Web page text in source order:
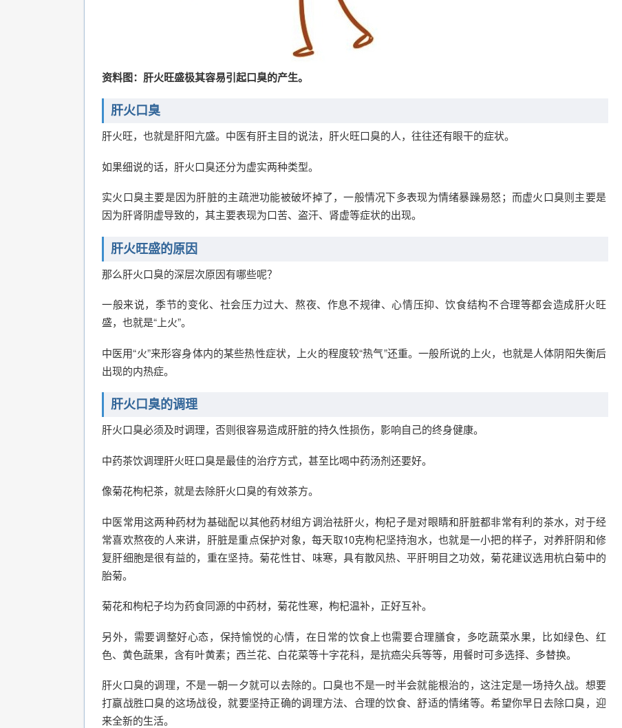
资料图：肝火旺盛极其容易引起口臭的产生。
肝火口臭
肝火旺，也就是肝阳亢盛。中医有肝主目的说法，肝火旺口臭的人，往往还有眼干的症状。
如果细说的话，肝火口臭还分为虚实两种类型。
实火口臭主要是因为肝脏的主疏泄功能被破坏掉了，一般情况下多表现为情绪暴躁易怒；而虚火口臭则主要是
因为肝肾阴虚导致的，其主要表现为口苦、盗汗、肾虚等症状的出现。
肝火旺盛的原因
那么肝火口臭的深层次原因有哪些呢？
一般来说，季节的变化、社会压力过大、熬夜、作息不规律、心情压抑、饮食结构不合理等都会造成肝火旺
盛，也就是“上火”。
中医用“火”来形容身体内的某些热性症状，上火的程度较“热气”还重。一般所说的上火，也就是人体阴阳失衡后
出现的内热症。
肝火口臭的调理
肝火口臭必须及时调理，否则很容易造成肝脏的持久性损伤，影响自己的终身健康。
中药茶饮调理肝火旺口臭是最佳的治疗方式，甚至比喝中药汤剂还要好。
像菊花枸杞茶，就是去除肝火口臭的有效茶方。
中医常用这两种药材为基础配以其他药材组方调治祛肝火，枸杞子是对眼睛和肝脏都非常有利的茶水，对于经
常喜欢熬夜的人来讲，肝脏是重点保护对象，每天取10克枸杞坚持泡水，也就是一小把的样子，对养肝阴和修
复肝细胞是很有益的，重在坚持。菊花性甘、味寒，具有散风热、平肝明目之功效，菊花建议选用杭白菊中的
胎菊。
菊花和枸杞子均为药食同源的中药材，菊花性寒，枸杞温补，正好互补。
另外，需要调整好心态，保持愉悦的心情，在日常的饮食上也需要合理膳食，多吃蔬菜水果，比如绿色、红
色、黄色蔬果，含有叶黄素；西兰花、白花菜等十字花科，是抗癌尖兵等等，用餐时可多选择、多替换。
肝火口臭的调理，不是一朝一夕就可以去除的。口臭也不是一时半会就能根治的，这注定是一场持久战。想要
打赢战胜口臭的这场战役，就要坚持正确的调理方法、合理的饮食、舒适的情绪等。希望你早日去除口臭，迎
来全新的生活。